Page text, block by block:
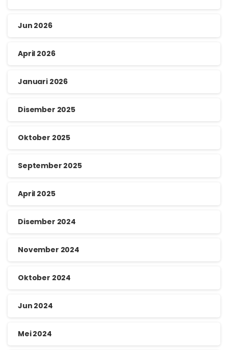
Jun 2026
April 2026
Januari 2026
Disember 2025
Oktober 2025
September 2025
April 2025
Disember 2024
November 2024
Oktober 2024
Jun 2024
Mei 2024